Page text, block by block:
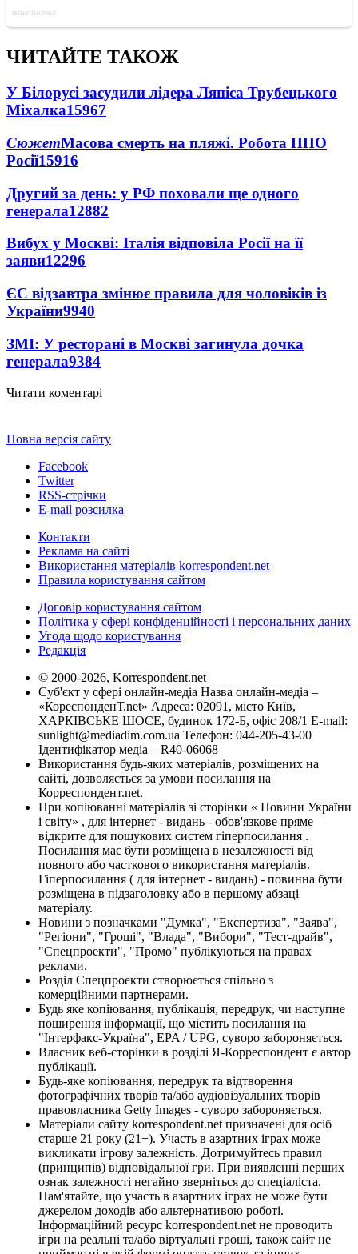
ЧИТАЙТЕ ТАКОЖ
У Білорусі засудили лідера Ляпіса Трубецького
Міхалка15967
СюжетМасова смерть на пляжі. Робота ППО
Росії15916
Другий за день: у РФ поховали ще одного
генерала12882
Вибух у Москві: Італія відповіла Росії на її
заяви12296
ЄС відзавтра змінює правила для чоловіків із
України9940
ЗМІ: У ресторані в Москві загинула дочка
генерала9384
Читати коментарі
Повна версія сайту
Facebook
Twitter
RSS-стрічки
E-mail розсилка
Контакти
Реклама на сайті
Використання матеріалів korrespondent.net
Правила користування сайтом
Договір користування сайтом
Політика у сфері конфіденційності і персональних даних
Угода щодо користування
Редакція
© 2000-2026, Korrespondent.net
Суб'єкт у сфері онлайн-медіа Назва онлайн-медіа –
«КореспонденТ.net» Адреса: 02091, місто Київ,
ХАРКІВСЬКЕ ШОСЕ, будинок 172-Б, офіс 208/1 E-mail:
sunlight@mediadim.com.ua Телефон: 044-205-43-00
Ідентифікатор медіа – R40-06068
Використання будь-яких матеріалів, розміщених на
сайті, дозволяється за умови посилання на
Корреспондент.net.
При копіюванні матеріалів зі сторінки « Новини України
і світу» , для інтернет - видань - обов'язкове пряме
відкрите для пошукових систем гіперпосилання .
Посилання має бути розміщена в незалежності від
повного або часткового використання матеріалів.
Гіперпосилання ( для інтернет - видань) - повинна бути
розміщена в підзаголовку або в першому абзаці
матеріалу.
Новини з позначками "Думка", "Експертиза", "Заява",
"Регіони", "Гроші", "Влада", "Вибори", "Тест-драйв",
"Спецпроекти", "Промо" публікуються на правах
реклами.
Розділ Спецпроекти створюється спільно з
комерційними партнерами.
Будь яке копіювання, публікація, передрук, чи наступне
поширення інформації, що містить посилання на
"Інтерфакс-Україна", EPA / UPG, суворо забороняється.
Власник веб-сторінки в розділі Я-Корреспондент є автор
публікації.
Будь-яке копіювання, передрук та відтворення
фотографічних творів та/або аудіовізуальних творів
правовласника Getty Images - суворо забороняється.
Матеріали сайту korrespondent.net призначені для осіб
старше 21 року (21+). Участь в азартних іграх може
викликати ігрову залежність. Дотримуйтесь правил
(принципів) відповідальної гри. При виявленні перших
ознак залежності негайно зверніться до спеціаліста.
Пам'ятайте, що участь в азартних іграх не може бути
джерелом доходів або альтернативою роботі.
Інформаційний ресурс korrespondent.net не проводить
ігри на реальні та/або віртуальні гроші, також сайт не